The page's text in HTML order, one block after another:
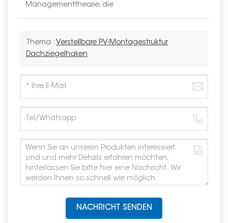
Managementtheorie, die
Thema : Verstellbare PV-Montagestruktur
Dachziegelhaken
NACHRICHT SENDEN